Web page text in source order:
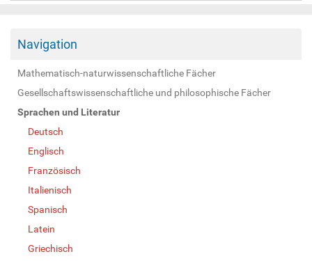
Navigation
Mathematisch-naturwissenschaftliche Fächer
Gesellschaftswissenschaftliche und philosophische Fächer
Sprachen und Literatur
Deutsch
Englisch
Französisch
Italienisch
Spanisch
Latein
Griechisch